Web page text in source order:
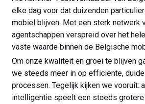
elke dag voor dat duizenden
mobiel blijven. Met een sterk netwerk
agentschappen verspreid over het
vaste waarde binnen de Belgische
Om onze kwaliteit en groei te blijven
we steeds meer in op efficiënte,
processen. Tegelijk kijken we vooruit:
intelligentie speelt een steeds grotere